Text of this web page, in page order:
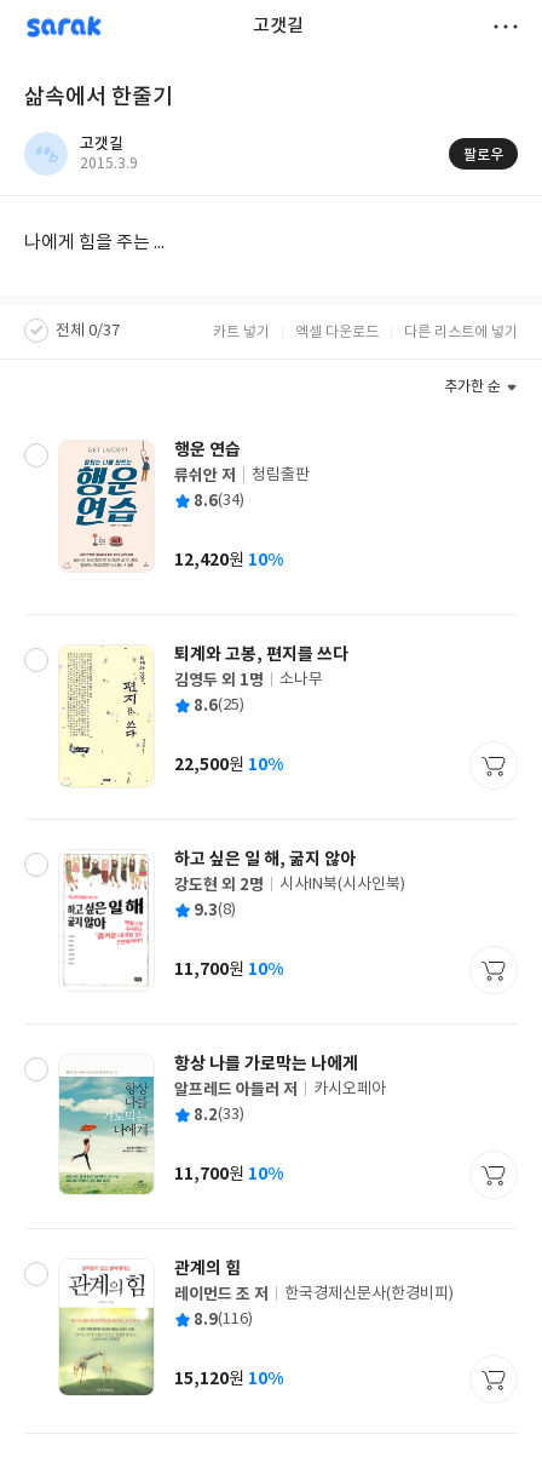
sarak 고갯길
삶속에서 한줄기
고갯길
작
2015.3.9
팔로우
나에게 힘을 주는 ...
전체 0/37 카트 넣기 엑셀 다운로드 다른 리스트에 넣기
추가한 순
행운 연습
글
쓴
류쉬안 저
출
사
청림출판
평 8.6(34)
가
12,420원 10%
퇴계와 고봉, 편지를 쓰다
글
쓴
김영두 외 1명
출
사
소나무
평 8.6(25)
가
22,500원 10%
하고 싶은 일 해, 굶지 않아
글
쓴
강도현 외 2명
출
사
시사IN북(시사인북)
평 9.3(8)
가
11,700원 10%
항상 나를 가로막는 나에게
글
쓴
알프레드 아들러 저
출
사
카시오페아
평 8.2(33)
가
11,700원 10%
관계의 힘
글
쓴
레이먼드 조 저
출
사
한국경제신문사(한경비피)
평 8.9(116)
가
15,120원 10%